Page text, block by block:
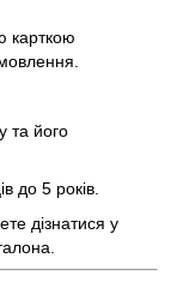
карткою
та його
до 5 років.
дізнатися у